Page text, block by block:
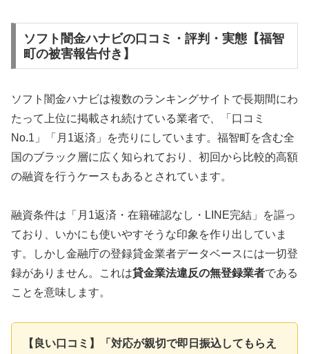
ソフト闇金ハナビの口コミ・評判・実態【福智
町の被害報告付き】
ソフト闇金ハナビは複数のランキングサイトで長期間にわ
たって上位に掲載され続けている業者で、「口コミ
No.1」「月1返済」を売りにしています。福智町を含む全
国のブラック層に広く知られており、初回から比較的高額
の融資を行うケースもあるとされています。
融資条件は「月1返済・在籍確認なし・LINE完結」を謳っ
ており、いかにも使いやすそうな印象を作り出していま
す。しかし金融庁の登録貸金業者データベースには一切登
録がありません。これは貸金業法違反の無登録業者である
ことを意味します。
【良い口コミ】「対応が親切で即日振込してもらえ